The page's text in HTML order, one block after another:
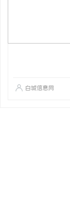
白城信息网